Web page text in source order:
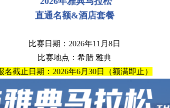
直通名额&酒店套餐
比赛日期： 2026年11 月 8日
比赛地点：希腊 雅典
名截止日期： 2026年6月 30日（额满即止）